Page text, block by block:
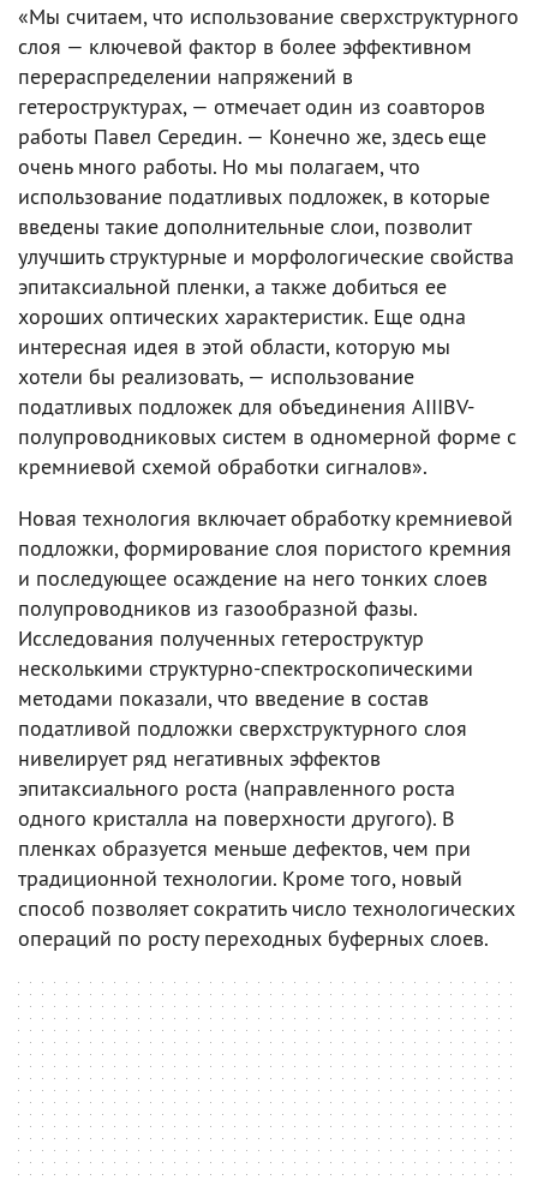
«Мы считаем, что использование сверхструктурного
слоя — ключевой фактор в более эффективном
перераспределении напряжений в
гетероструктурах, — отмечает один из соавторов
работы Павел Середин. — Конечно же, здесь еще
очень много работы. Но мы полагаем, что
использование податливых подложек, в которые
введены такие дополнительные слои, позволит
улучшить структурные и морфологические свойства
эпитаксиальной пленки, а также добиться ее
хороших оптических характеристик. Еще одна
интересная идея в этой области, которую мы
хотели бы реализовать, — использование
податливых подложек для объединения AIIIBV-
полупроводниковых систем в одномерной форме с
кремниевой схемой обработки сигналов».
Новая технология включает обработку кремниевой
подложки, формирование слоя пористого кремния
и последующее осаждение на него тонких слоев
полупроводников из газообразной фазы.
Исследования полученных гетероструктур
несколькими структурно-спектроскопическими
методами показали, что введение в состав
податливой подложки сверхструктурного слоя
нивелирует ряд негативных эффектов
эпитаксиального роста (направленного роста
одного кристалла на поверхности другого). В
пленках образуется меньше дефектов, чем при
традиционной технологии. Кроме того, новый
способ позволяет сократить число технологических
операций по росту переходных буферных слоев.